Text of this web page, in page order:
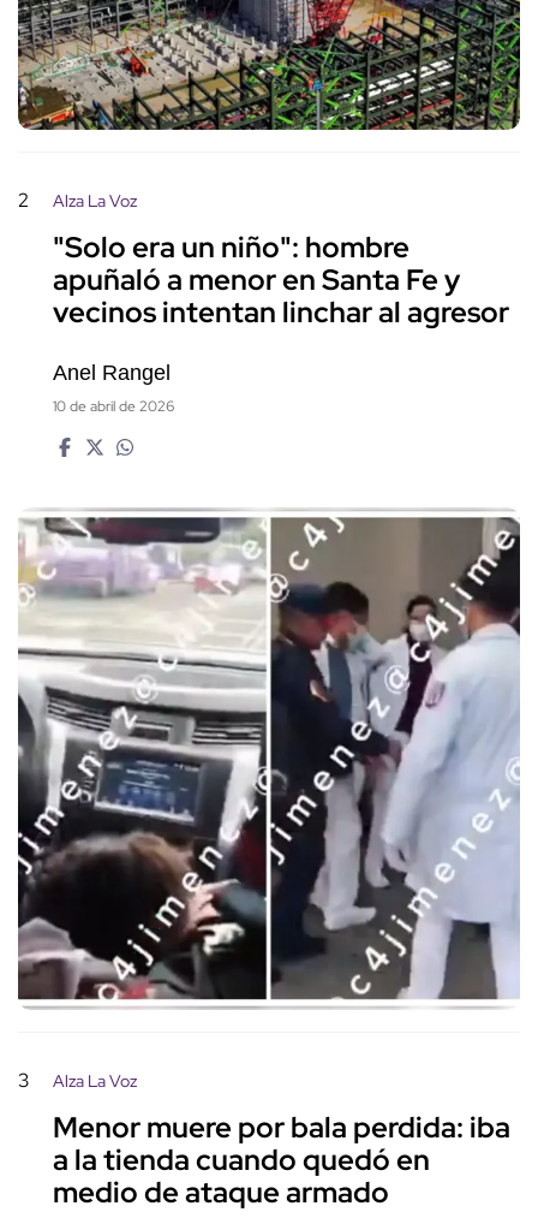
2 Alza La Voz
"Solo era un niño": hombre
apuñaló a menor en Santa Fe y
vecinos intentan linchar al agresor
Anel Rangel
10 de abril de 2026
3 Alza La Voz
Menor muere por bala perdida: iba
a la tienda cuando quedó en
medio de ataque armado